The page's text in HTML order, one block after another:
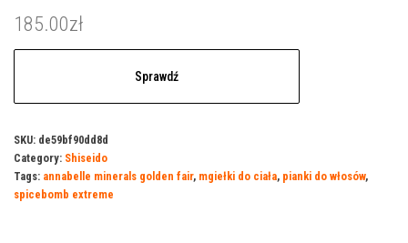
185.00zł
Sprawdź
SKU: de59bf90dd8d
Category: Shiseido
Tags: annabelle minerals golden fair, mgiełki do ciała, pianki do włosów,
spicebomb extreme